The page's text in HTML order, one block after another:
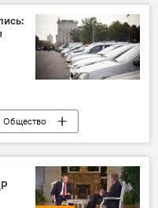
Додон
трактовка
Общество
водители